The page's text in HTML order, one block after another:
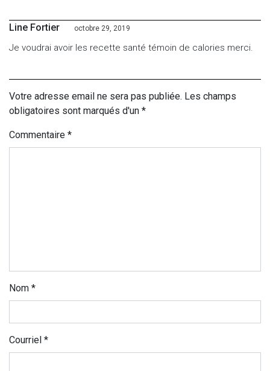
Line Fortier octobre 29, 2019
Je voudrai avoir les recette santé témoin de calories merci.
Votre adresse email ne sera pas publiée. Les champs
obligatoires sont marqués d'un *
Commentaire *
Nom *
Courriel *